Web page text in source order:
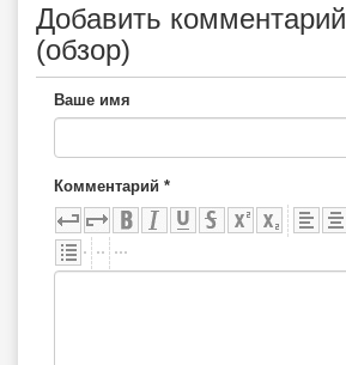
Добавить комментарий
(обзор)
Ваше имя
Комментарий *